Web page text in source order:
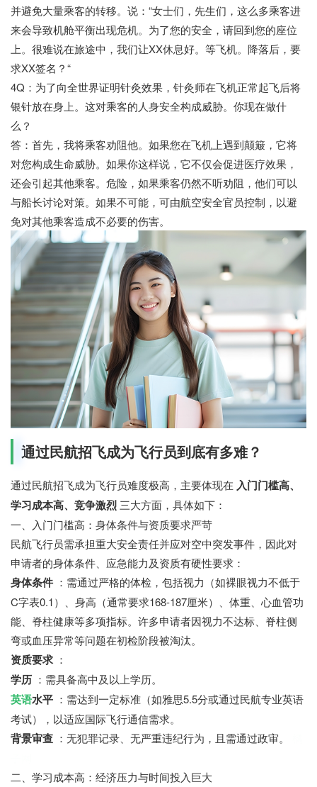
并避免大量乘客的转移。说：“女士们，先生们，这么多乘客进
来会导致机舱平衡出现危机。为了您的安全，请回到您的座位
上。很难说在旅途中，我们让XX休息好。等飞机。降落后，要
求XX签名？“
4Q：为了向全世界证明针灸效果，针灸师在飞机正常起飞后将
银针放在身上。这对乘客的人身安全构成威胁。你现在做什
么？
答：首先，我将乘客劝阻他。如果您在飞机上遇到颠簸，它将
对您构成生命威胁。如果你这样说，它不仅会促进医疗效果，
还会引起其他乘客。危险，如果乘客仍然不听劝阻，他们可以
与船长讨论对策。如果不可能，可由航空安全官员控制，以避
免对其他乘客造成不必要的伤害。
通过民航招飞成为飞行员到底有多难？
通过民航招飞成为飞行员难度极高，主要体现在 入门门槛高、
学习成本高、竞争激烈 三大方面，具体如下：
一、入门门槛高：身体条件与资质要求严苛
民航飞行员需承担重大安全责任并应对空中突发事件，因此对
申请者的身体条件、应急能力及资质有硬性要求：
身体条件 ：需通过严格的体检，包括视力（如裸眼视力不低于
C字表0.1）、身高（通常要求168-187厘米）、体重、心血管功
能、脊柱健康等多项指标。许多申请者因视力不达标、脊柱侧
弯或血压异常等问题在初检阶段被淘汰。
资质要求 ：
学历 ：需具备高中及以上学历。
英语水平 ：需达到一定标准（如雅思5.5分或通过民航专业英语
考试），以适应国际飞行通信需求。
背景审查 ：无犯罪记录、无严重违纪行为，且需通过政审。
二、学习成本高：经济压力与时间投入巨大